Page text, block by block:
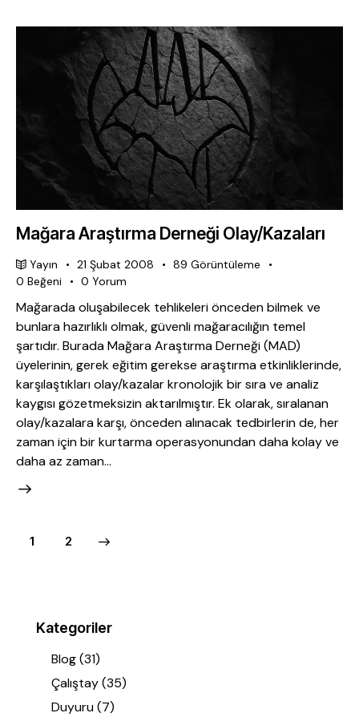
Mağara Araştırma Derneği Olay/Kazaları
Yayın 21 Şubat 2008 89 Görüntüleme
0 Beğeni 0 Yorum
Mağarada oluşabilecek tehlikeleri önceden bilmek ve
bunlara hazırlıklı olmak, güvenli mağaracılığın temel
şartıdır. Burada Mağara Araştırma Derneği (MAD)
üyelerinin, gerek eğitim gerekse araştırma etkinliklerinde,
karşılaştıkları olay/kazalar kronolojik bir sıra ve analiz
kaygısı gözetmeksizin aktarılmıştır. Ek olarak, sıralanan
olay/kazalara karşı, önceden alınacak tedbirlerin de, her
zaman için bir kurtarma operasyonundan daha kolay ve
daha az zaman…
1 2
Kategoriler
Blog(31)
Çalıştay(35)
Duyuru(7)